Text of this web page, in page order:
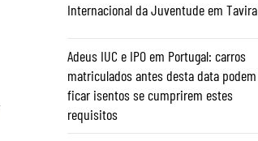
Internacional da Juventude em Tavira
Adeus IUC e IPO em Portugal: carros
matriculados antes desta data podem
ficar isentos se cumprirem estes
requisitos